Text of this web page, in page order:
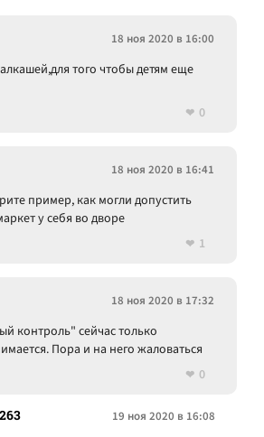
18 ноя 2020 в 16:00
того чтобы детям еще
0
18 ноя 2020 в 16:41
пример, как могли допустить
у себя во дворе
1
18 ноя 2020 в 17:32
контроль" сейчас только
Пора и на него жаловаться
0
19 ноя 2020 в 16:08